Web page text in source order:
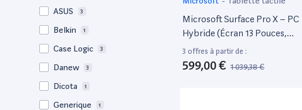
ASUS 3
Belkin 1
Case Logic 3
Danew 3
Dicota 1
Generique 1
Microsoft Surface Pro X – PC
Hybride (Écran 13 Pouces,
Processeur Microsoft Sq1, 8Go
De Ram, 256Go De Stockage
SSD, 4G+) – Noir
3 offres à partir de :
599,00 € 1 039,38 €